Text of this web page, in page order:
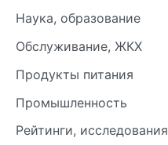
Наука, образование
Обслуживание, ЖКХ
Продукты питания
Промышленность
Рейтинги, исследования